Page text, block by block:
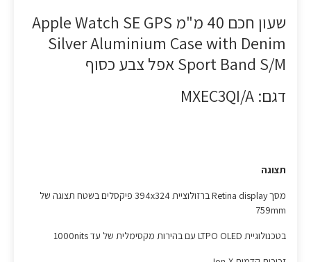
שעון חכם 40 מ"מ Apple Watch SE GPS
Silver Aluminium Case with Denim
Sport Band S/M אפל צבע כסוף
דגם: MXEC3QI/A
תצוגה
מסך Retina display ברזולוציית 394x324 פיקסלים בשטח תצוגה של
759mm
בטכנולוגיית LTPO OLED עם בהירות מקסימלית של עד 1000nits